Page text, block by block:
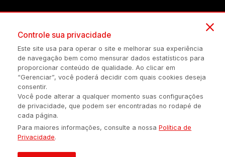
(54) 98434-8385
Política de privacidade Configuração de Cookies Quem Somos
É proibida a reprodução do conteúdo desta página em qualquer
meio de comunicação, eletrônico ou impreso, sem autorização
Controle sua privacidade
Este site usa para operar o site e melhorar sua experiência
de navegação bem como mensurar dados estatísticos para
proporcionar conteúdo de qualidade. Ao clicar em
“Gerenciar”, você poderá decidir com quais cookies deseja
consentir.
Você pode alterar a qualquer momento suas configurações
de privacidade, que podem ser encontradas no rodapé de
cada página.
Para maiores informações, consulte a nossaPolítica de
Privacidade.